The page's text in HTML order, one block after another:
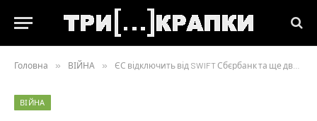
Головна » ВІЙНА » ЄС відключить від SWIFT Сбєрбанк та ще два російські банки
ВІЙНА